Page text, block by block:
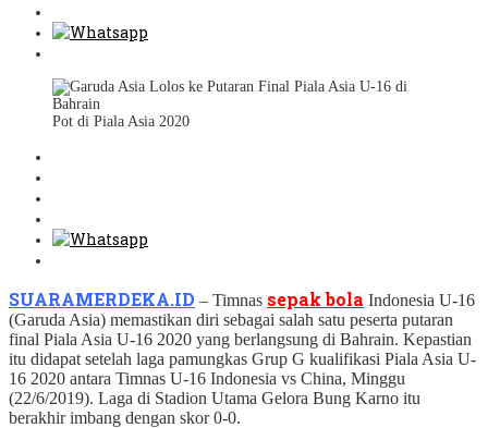
Pot di Piala Asia 2020
SUARAMERDEKA.ID – Timnas sepak bola Indonesia U-16
(Garuda Asia) memastikan diri sebagai salah satu peserta putaran
final Piala Asia U-16 2020 yang berlangsung di Bahrain. Kepastian
itu didapat setelah laga pamungkas Grup G kualifikasi Piala Asia U-
16 2020 antara Timnas U-16 Indonesia vs China, Minggu
(22/6/2019). Laga di Stadion Utama Gelora Bung Karno itu
berakhir imbang dengan skor 0-0.